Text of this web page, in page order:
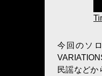
今回のソ
民謡などか